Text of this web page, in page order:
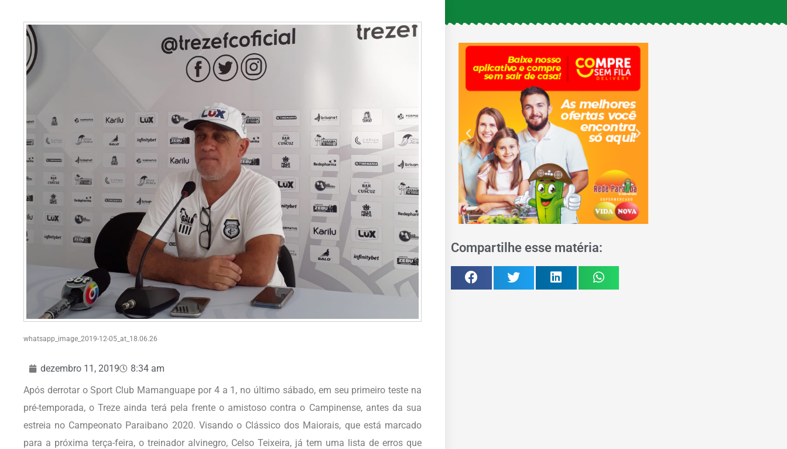
whatsapp_image_2019-12-05_at_18.06.26
dezembro 11, 2019
8:34 am
Após derrotar o Sport Club Mamanguape por 4 a 1, no último sábado, em seu primeiro teste na
pré-temporada, o Treze ainda terá pela frente o amistoso contra o Campinense, antes da sua
estreia no Campeonato Paraibano 2020. Visando o Clássico dos Maiorais, que está marcado
para a próxima terça-feira, o treinador alvinegro, Celso Teixeira, já tem uma lista de erros que
Compartilhe esse matéria: